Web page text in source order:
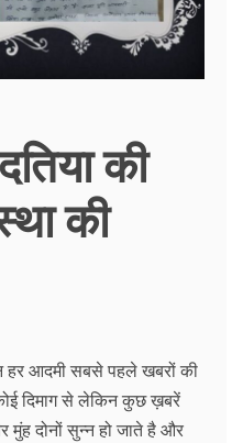
की
की
आदमी सबसे पहले खबरों की
दिमाग से लेकिन कुछ ख़बरें
मुंह दोनों सुन्न हो जाते है और